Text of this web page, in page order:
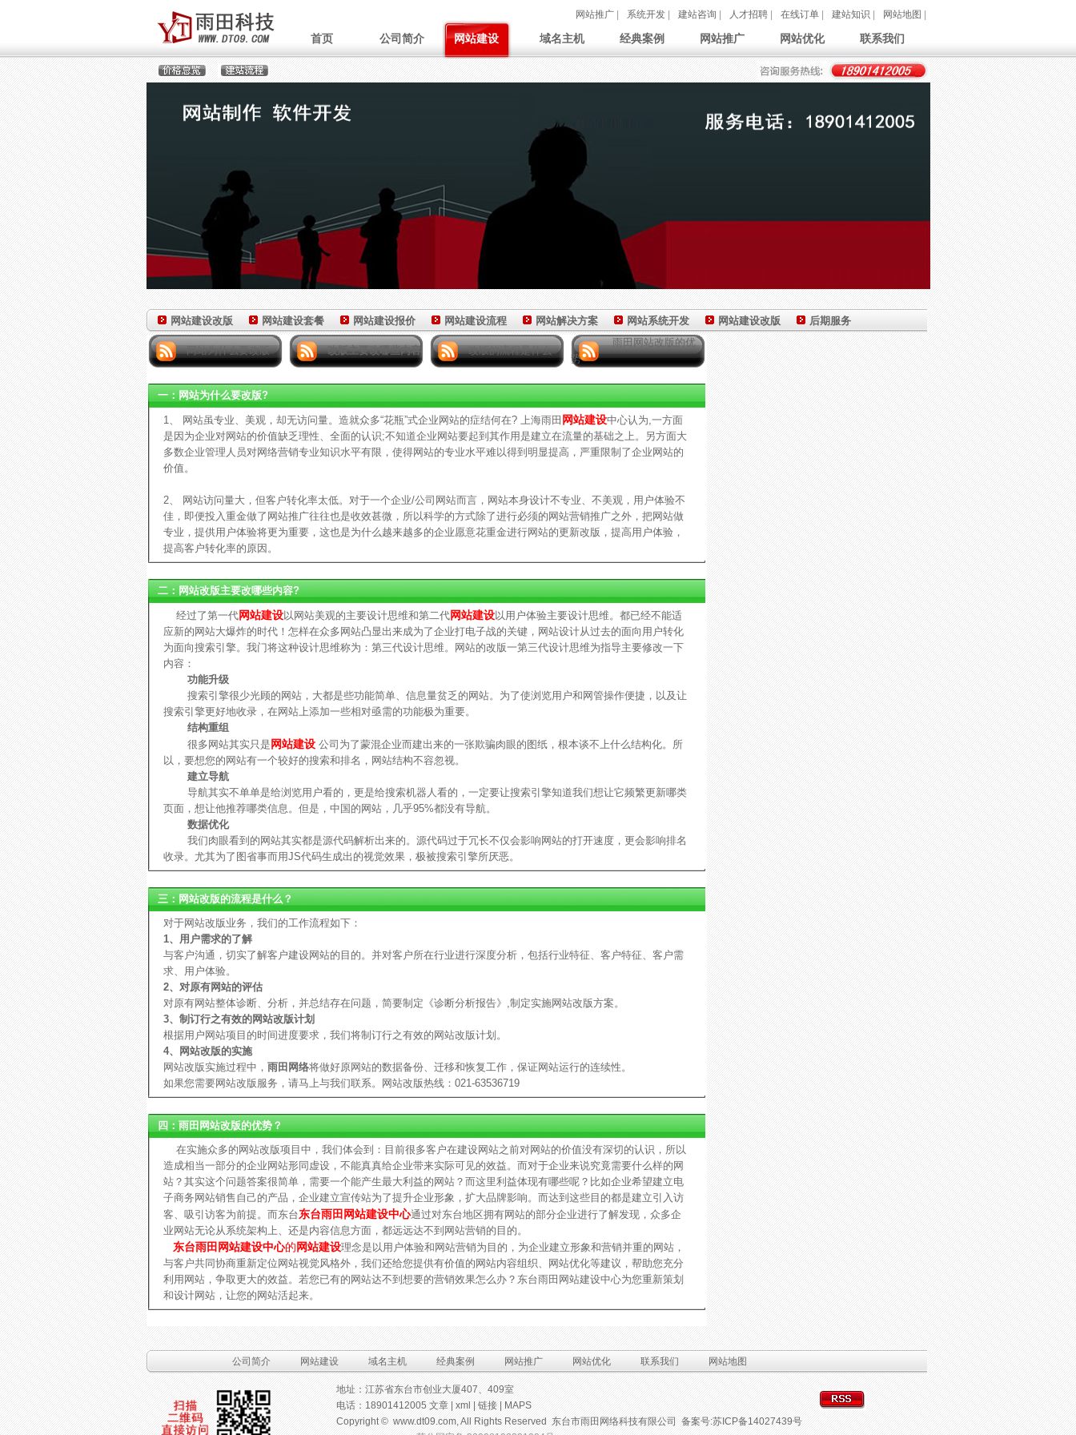
网站推广| 系统开发| 建站咨询 人才招聘| 在线订单| 建站知识 网站地图
首页 公司简介 网站建设 域名主机 经典案例 网站推广 网站优化 联系我们
网站建设改版 网站建设套餐 网站建设报价 网站建设流程 网站解决方案 网站系统开发 网站建设改版 后期服务
网站为什么要改版 改版主要改哪些内容 改版的流程是什么
雨田网站改版的优
势
一：网站为什么要改版?
1、 网站虽专业、美观，却无访问量。造就众多“花瓶”式企业网站的症结何在? 上海雨田 网站建设中心认为,一方面
是因为企业对网站的价值缺乏理性、全面的认识;不知道企业网站要起到其作用是建立在流量的基础之上。另方面大
多数企业管理人员对网络营销专业知识水平有限，使得网站的专业水平难以得到明显提高，严重限制了企业网站的
价值。
2、 网站访问量大，但客户转化率太低。对于一个企业/公司网站而言，网站本身设计不专业、不美观，用户体验不
佳，即便投入重金做了网站推广往往也是收效甚微，所以科学的方式除了进行必须的网站营销推广之外，把网站做
专业，提供用户体验将更为重要，这也是为什么越来越多的企业愿意花重金进行网站的更新改版，提高用户体验，
提高客户转化率的原因。
二：网站改版主要改哪些内容?
经过了第一代网站建设以网站美观的主要设计思维和第二代网站建设以用户体验主要设计思维。都已经不能适
应新的网站大爆炸的时代！怎样在众多网站凸显出来成为了企业打电子战的关键，网站设计从过去的面向用户转化
为面向搜索引擎。我门将这种设计思维称为：第三代设计思维。网站的改版一第三代设计思维为指导主要修改一下
内容：
功能升级
搜索引擎很少光顾的网站，大都是些功能简单、信息量贫乏的网站。为了使浏览用户和网管操作便捷，以及让
搜索引擎更好地收录，在网站上添加一些相对亟需的功能极为重要。
结构重组
很多网站其实只是 网站建设公司为了蒙混企业而建出来的一张欺骗肉眼的图纸，根本谈不上什么结构化。所
以，要想您的网站有一个较好的搜索和排名，网站结构不容忽视。
建立导航
导航其实不单单是给浏览用户看的，更是给搜索机器人看的，一定要让搜索引擎知道我们想让它频繁更新哪类
页面，想让他推荐哪类信息。但是，中国的网站，几乎95%都没有导航。
数据优化
我们肉眼看到的网站其实都是源代码解析出来的。源代码过于冗长不仅会影响网站的打开速度，更会影响排名
收录。尤其为了图省事而用JS代码生成出的视觉效果，极被搜索引擎所厌恶。
三：网站改版的流程是什么？
对于网站改版业务，我们的工作流程如下：
1、用户需求的了解
与客户沟通，切实了解客户建设网站的目的。并对客户所在行业进行深度分析，包括行业特征、客户特征、客户需
求、用户体验。
2、对原有网站的评估
对原有网站整体诊断、分析，并总结存在问题，简要制定《诊断分析报告》,制定实施网站改版方案。
3、制订行之有效的网站改版计划
根据用户网站项目的时间进度要求，我们将制订行之有效的网站改版计划。
4、网站改版的实施
网站改版实施过程中， 雨田网络将做好原网站的数据备份、迁移和恢复工作，保证网站运行的连续性。
如果您需要网站改版服务，请马上与我们联系。网站改版热线：021-63536719
四：雨田网站改版的优势？
在实施众多的网站改版项目中，我们体会到：目前很多客户在建设网站之前对网站的价值没有深切的认识，所以
造成相当一部分的企业网站形同虚设，不能真真给企业带来实际可见的效益。而对于企业来说究竟需要什么样的网
站？其实这个问题答案很简单，需要一个能产生最大利益的网站？而这里利益体现有哪些呢？比如企业希望建立电
子商务网站销售自己的产品，企业建立宣传站为了提升企业形象，扩大品牌影响。而达到这些目的都是建立引入访
客、吸引访客为前提。而东台东台雨田网站建设中心通过对东台地区拥有网站的部分企业进行了解发现，众多企
业网站无论从系统架构上、还是内容信息方面，都远远达不到网站营销的目的。
东台雨田网站建设中心的网站建设理念是以用户体验和网站营销为目的，为企业建立形象和营销并重的网站，
与客户共同协商重新定位网站视觉风格外，我们还给您提供有价值的网站内容组织、网站优化等建议，帮助您充分
利用网站，争取更大的效益。若您已有的网站达不到想要的营销效果怎么办？东台雨田网站建设中心为您重新策划
和设计网站，让您的网站活起来。
公司简介 网站建设 域名主机 经典案例 网站推广 网站优化 联系我们 网站地图
地址：江苏省东台市创业大厦407、409室
电话：18901412005 文章| xml 链接|
MAPS
Copyright © www.dt09.com, All Rights Reserved 东台市雨田网络科技有限公司 备案号:苏ICP备14027439号